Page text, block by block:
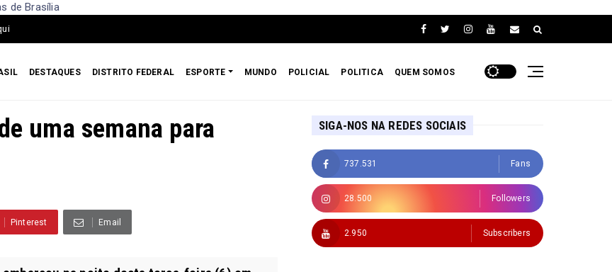
de Brasília
DESTAQUES DISTRITO FEDERAL ESPORTE MUNDO POLICIAL POLITICA QUEM SOMOS
uma semana para
Pinterest Email
SIGA-NOS NA REDES SOCIAIS
737.531 Fans
28.500 Followers
2.950 Subscribers